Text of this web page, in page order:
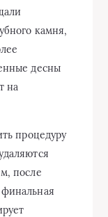
камня,
десны
на
процедуру
после